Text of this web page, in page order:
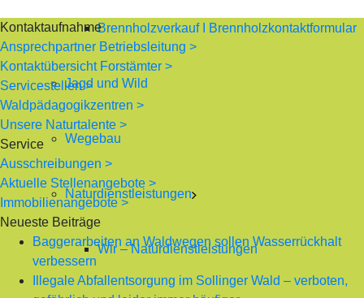
Brennholzverkauf I Brennholzkontaktformular
Jagd und Wild
Wegebau
Naturdienstleistungen
Wir – Naturdienstleistungen
Kontaktaufnahme
Ansprechpartner Betriebsleitung >
Kontaktübersicht Forstämter >
Servicestellen >
Waldpädagogikzentren >
Unsere Naturtalente >
Service
Ausschreibungen >
Aktuelle Stellenangebote >
Immobilienangebote >
Neueste Beiträge
Baggerarbeiten an Waldwegen sollen Wasserrückhalt
verbessern
Illegale Abfallentsorgung im Sollinger Wald – verboten,